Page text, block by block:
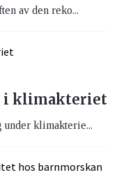
av den reko...
i klimakteriet
under klimakterie...